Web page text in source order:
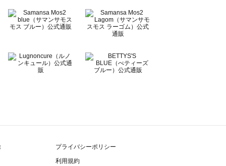
プライバシーポリシー
利用規約